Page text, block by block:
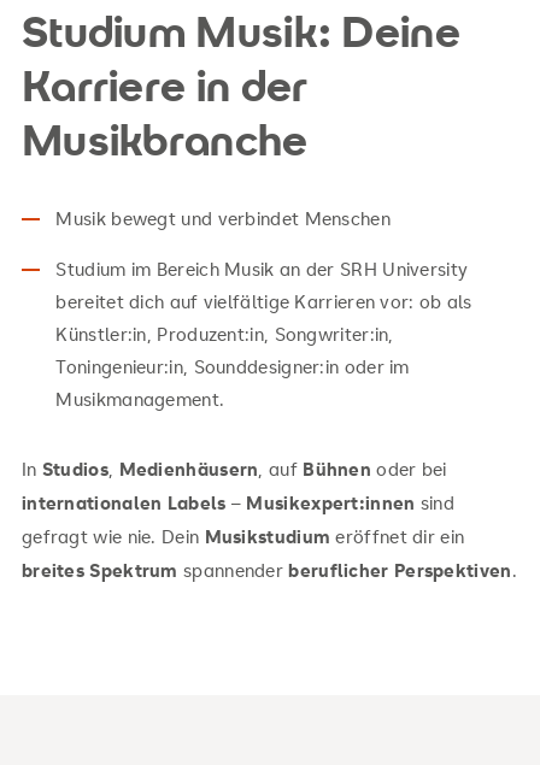
Studium Musik: Deine
Karriere in der
Musikbranche
Musik bewegt und verbindet Menschen
Studium im Bereich Musik an der SRH University
bereitet dich auf vielfältige Karrieren vor: ob als
Künstler:in, Produzent:in, Songwriter:in,
Toningenieur:in, Sounddesigner:in oder im
Musikmanagement.
In Studios, Medienhäusern , auf Bühnen oder bei
internationalen Labels – Musikexpert:innen sind
gefragt wie nie. Dein Musikstudium eröffnet dir ein
breites Spektrum spannenderberuflicher Perspektiven.